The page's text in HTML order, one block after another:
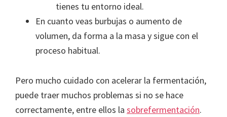
tienes tu entorno ideal.
En cuanto veas burbujas o aumento de
volumen, da forma a la masa y sigue con el
proceso habitual.
Pero mucho cuidado con acelerar la fermentación,
puede traer muchos problemas si no se hace
correctamente, entre ellos la sobrefermentación.